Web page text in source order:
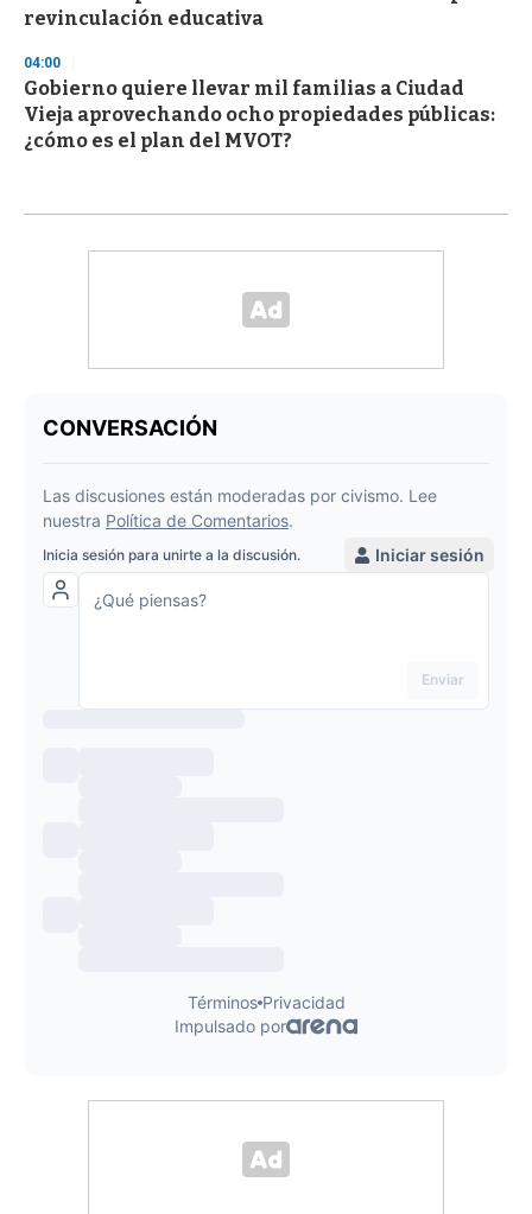
revinculación educativa
04:00
Gobierno quiere llevar mil familias a Ciudad
Vieja aprovechando ocho propiedades públicas:
¿cómo es el plan del MVOT?